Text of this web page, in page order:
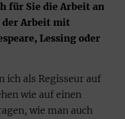
für Sie die Arbeit an
der Arbeit mit
Lessing oder
ich als Regisseur auf
wie auf einen
wie man auch